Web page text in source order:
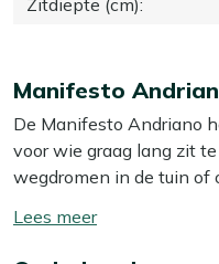
Manifesto
De Manifesto Andriano
voor wie graag lang zit
wegdromen in de tuin of
een stevige balk, zo
Toon/verberg